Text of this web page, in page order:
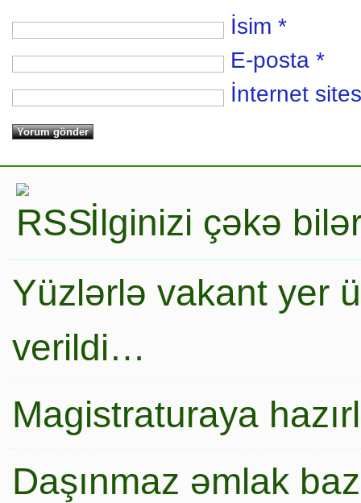
İsim *
E-posta *
İnternet
İlginizi çəkə
Yüzlərlə vakant yer
verildi…
Magistraturaya
Daşınmaz əmlak